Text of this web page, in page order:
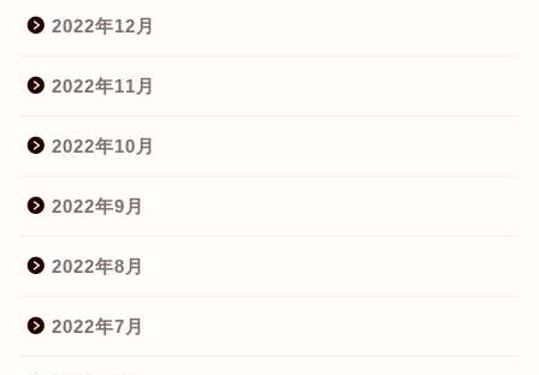
2022年12月
2022年11月
2022年10月
2022年9月
2022年8月
2022年7月